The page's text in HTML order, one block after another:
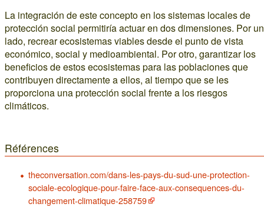
La integración de este concepto en los sistemas locales de
protección social permitiría actuar en dos dimensiones. Por un
lado, recrear ecosistemas viables desde el punto de vista
económico, social y medioambiental. Por otro, garantizar los
beneficios de estos ecosistemas para las poblaciones que
contribuyen directamente a ellos, al tiempo que se les
proporciona una protección social frente a los riesgos
climáticos.
Références
theconversation.com/dans-les-pays-du-sud-une-protection-
sociale-ecologique-pour-faire-face-aux-consequences-du-
changement-climatique-258759